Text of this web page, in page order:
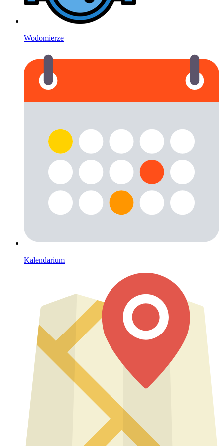
Wodomierze
Kalendarium